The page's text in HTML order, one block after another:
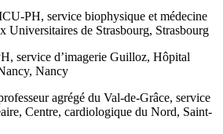
PH, service biophysique et médecine
Universitaires de Strasbourg, Strasbourg
service d’imagerie Guilloz, Hôpital
Nancy
agrégé du Val-de-Grâce, service
Centre, cardiologique du Nord, Saint-